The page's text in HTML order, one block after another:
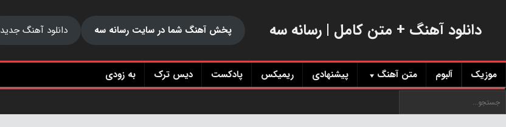
دانلود آهنگ + متن کامل | رسانه سه پخش آهنگ شما در سایت رسانه سه دانلود آهنگ جدید
موزیک آلبوم متن آهنگ پیشنهادی ریمیکس پادکست دیس ترک به زودی